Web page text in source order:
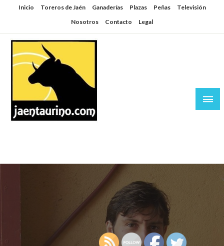
SaltarInicio Toreros de Jaén Ganaderías Plazas Peñas
Televisión
Nosotros
Contacto Legal